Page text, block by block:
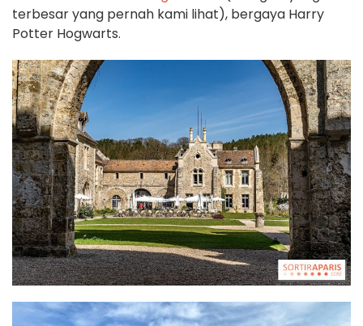
terbesar yang pernah kami lihat), bergaya Harry
Potter Hogwarts.